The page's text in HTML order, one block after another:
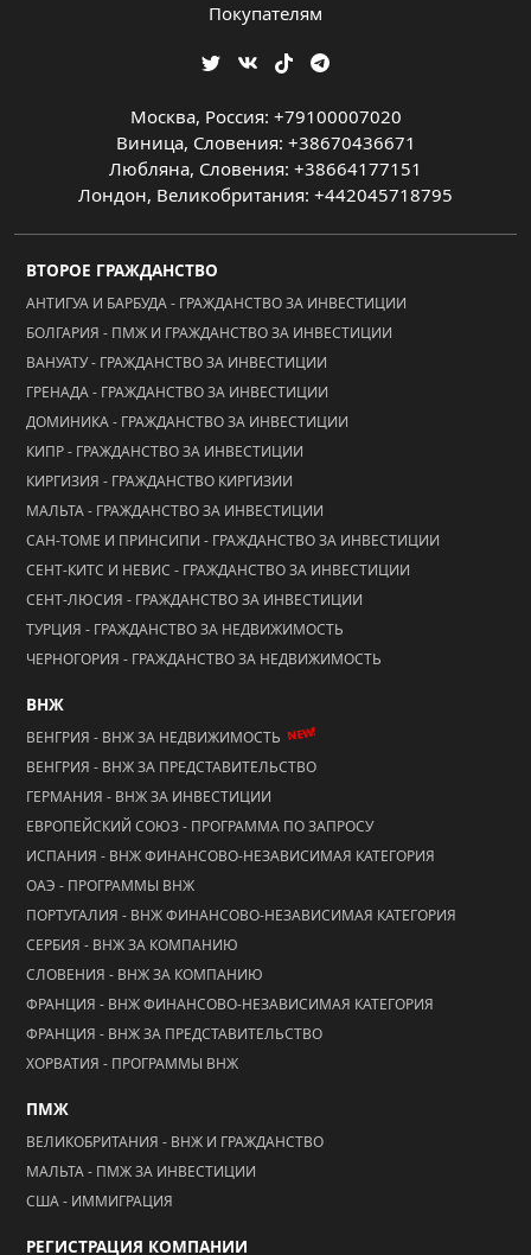
Покупателям
Москва, Россия: +79100007020
Виница, Словения: +38670436671
Любляна, Словения: +38664177151
Лондон, Великобритания: +442045718795
ВТОРОЕ ГРАЖДАНСТВО
АНТИГУА И БАРБУДА - ГРАЖДАНСТВО ЗА ИНВЕСТИЦИИ
БОЛГАРИЯ - ПМЖ И ГРАЖДАНСТВО ЗА ИНВЕСТИЦИИ
ВАНУАТУ - ГРАЖДАНСТВО ЗА ИНВЕСТИЦИИ
ГРЕНАДА - ГРАЖДАНСТВО ЗА ИНВЕСТИЦИИ
ДОМИНИКА - ГРАЖДАНСТВО ЗА ИНВЕСТИЦИИ
КИПР - ГРАЖДАНСТВО ЗА ИНВЕСТИЦИИ
КИРГИЗИЯ - ГРАЖДАНСТВО КИРГИЗИИ
МАЛЬТА - ГРАЖДАНСТВО ЗА ИНВЕСТИЦИИ
САН-ТОМЕ И ПРИНСИПИ - ГРАЖДАНСТВО ЗА ИНВЕСТИЦИИ
СЕНТ-КИТС И НЕВИС - ГРАЖДАНСТВО ЗА ИНВЕСТИЦИИ
СЕНТ-ЛЮСИЯ - ГРАЖДАНСТВО ЗА ИНВЕСТИЦИИ
ТУРЦИЯ - ГРАЖДАНСТВО ЗА НЕДВИЖИМОСТЬ
ЧЕРНОГОРИЯ - ГРАЖДАНСТВО ЗА НЕДВИЖИМОСТЬ
ВНЖ
ВЕНГРИЯ - ВНЖ ЗА НЕДВИЖИМОСТЬ NEW!
ВЕНГРИЯ - ВНЖ ЗА ПРЕДСТАВИТЕЛЬСТВО
ГЕРМАНИЯ - ВНЖ ЗА ИНВЕСТИЦИИ
ЕВРОПЕЙСКИЙ СОЮЗ - ПРОГРАММА ПО ЗАПРОСУ
ИСПАНИЯ - ВНЖ ФИНАНСОВО-НЕЗАВИСИМАЯ КАТЕГОРИЯ
ОАЭ - ПРОГРАММЫ ВНЖ
ПОРТУГАЛИЯ - ВНЖ ФИНАНСОВО-НЕЗАВИСИМАЯ КАТЕГОРИЯ
СЕРБИЯ - ВНЖ ЗА КОМПАНИЮ
СЛОВЕНИЯ - ВНЖ ЗА КОМПАНИЮ
ФРАНЦИЯ - ВНЖ ФИНАНСОВО-НЕЗАВИСИМАЯ КАТЕГОРИЯ
ФРАНЦИЯ - ВНЖ ЗА ПРЕДСТАВИТЕЛЬСТВО
ХОРВАТИЯ - ПРОГРАММЫ ВНЖ
ПМЖ
ВЕЛИКОБРИТАНИЯ - ВНЖ И ГРАЖДАНСТВО
МАЛЬТА - ПМЖ ЗА ИНВЕСТИЦИИ
США - ИММИГРАЦИЯ
РЕГИСТРАЦИЯ КОМПАНИИ